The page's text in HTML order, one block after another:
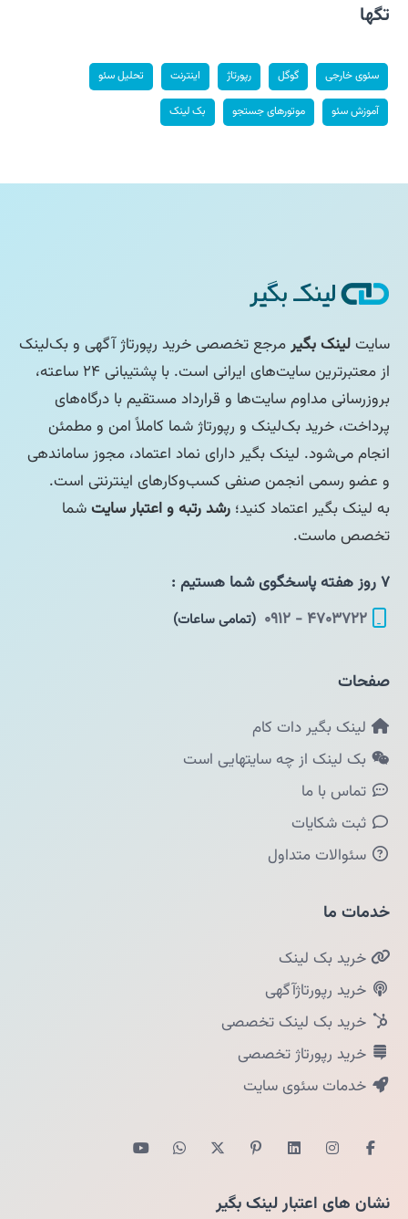
تگها
سئوی خارجی گوگل رپورتاژ اینترنت تحلیل سئو
آموزش سئو موتورهای جستجو بک لینک
سایتلینک بگیرمرجع تخصصی خرید رپورتاژ آگهی و بک‌لینک
از معتبرترین سایت‌های ایرانی است. با پشتیبانی ۲۴ ساعته،
بروزرسانی مداوم سایت‌ها و قرارداد مستقیم با درگاه‌های
پرداخت، خرید بک‌لینک و رپورتاژ شما کاملاً امن و مطمئن
انجام می‌شود. لینک بگیر دارای نماد اعتماد، مجوز ساماندهی
و عضو رسمی انجمن صنفی کسب‌وکارهای اینترنتی است.
به لینک بگیر اعتماد کنید؛ رشد رتبه و اعتبار سایتشما
تخصص ماست.
۷ روز هفته پاسخگوی شما هستیم :
۴۷۰۳۷۲۲ - ۰۹۱۲
(تمامی ساعات)
صفحات
لینک بگیر دات کام
بک لینک از چه سایتهایی است
تماس با ما
ثبت شکایات
سئوالات متداول
خدمات ما
خرید بک لینک
خرید رپورتاژآگهی
خرید بک لینک تخصصی
خرید رپورتاژ تخصصی
خدمات سئوی سایت
نشان های اعتبار لینک بگیر